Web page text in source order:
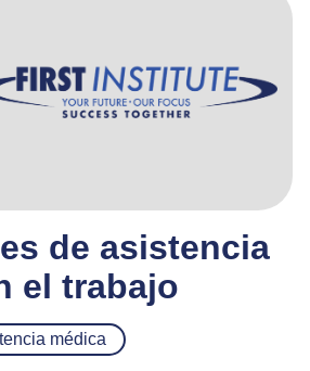
de asistencia
el trabajo
médica